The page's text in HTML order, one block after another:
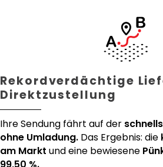
Rekordverdächtige
Direktzustellung
Ihre Sendung fährt auf der
ohne Umladung. Das Ergebnis: die
am Markt und eine bewiesene
99,50 %.